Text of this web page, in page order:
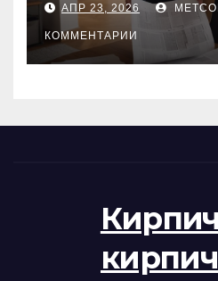
проверка
АПР 23, 2026
КОММЕНТАРИИ